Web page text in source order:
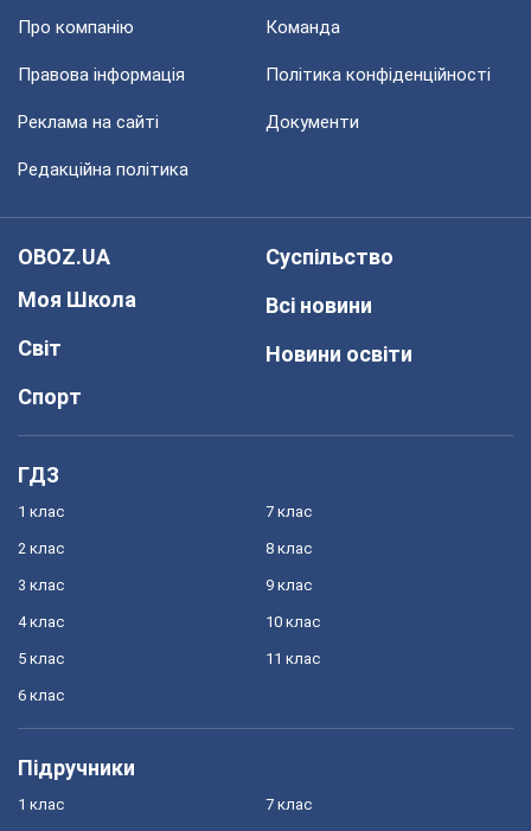
Про компанію Команда
Правова інформація Політика конфіденційності
Реклама на сайті Документи
Редакційна політика
OBOZ.UA
Моя Школа
Світ
Спорт
Суспільство
Всі новини
Новини освіти
ГДЗ
1 клас
2 клас
3 клас
4 клас
5 клас
6 клас
7 клас
8 клас
9 клас
10 клас
11 клас
Підручники
1 клас 7 клас